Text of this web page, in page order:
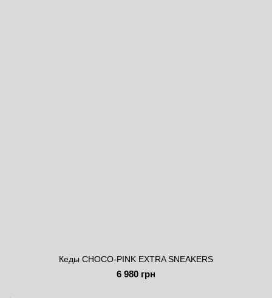
Кеды CHOCO-PINK EXTRA SNEAKERS
6 980 грн